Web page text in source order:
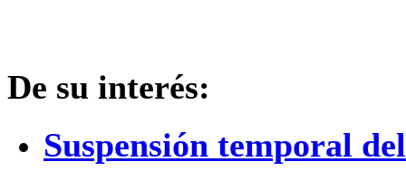
De su interés:
Suspensión temporal